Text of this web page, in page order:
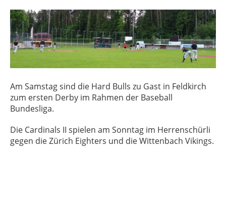
Am Samstag sind die Hard Bulls zu Gast in Feldkirch
zum ersten Derby im Rahmen der Baseball
Bundesliga.
Die Cardinals II spielen am Sonntag im Herrenschürli
gegen die Zürich Eighters und die Wittenbach Vikings.